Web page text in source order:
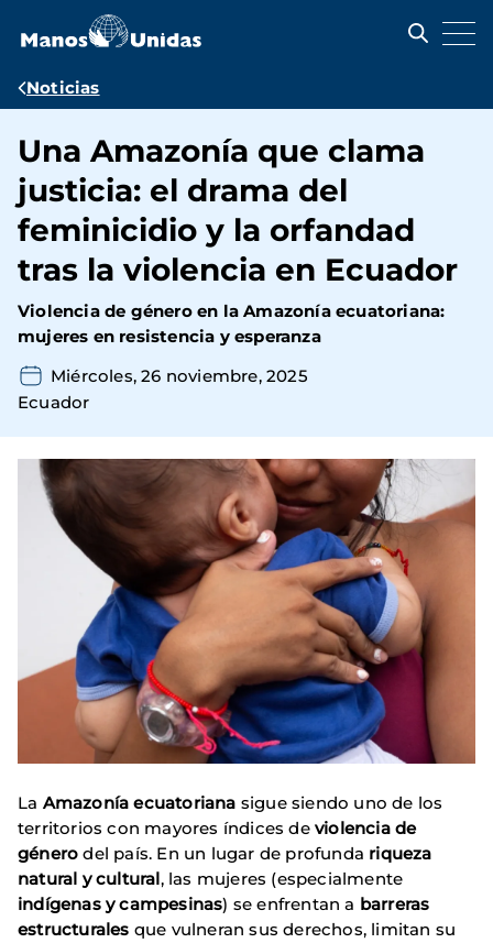
contenido
Ruta
navegación
Noticias
Una Amazonía que clama
justicia: el drama del
feminicidio y la orfandad
tras la violencia en Ecuador
Violencia de género en la Amazonía ecuatoriana:
mujeres en resistencia y esperanza
Miércoles, 26 noviembre, 2025
Ecuador
La Amazonía ecuatoriana sigue siendo uno de los
territorios con mayores índices de violencia de
género del país. En un lugar de profunda riqueza
natural y cultural, las mujeres (especialmente
indígenas y campesinas) se enfrentan a barreras
estructurales que vulneran sus derechos, limitan su